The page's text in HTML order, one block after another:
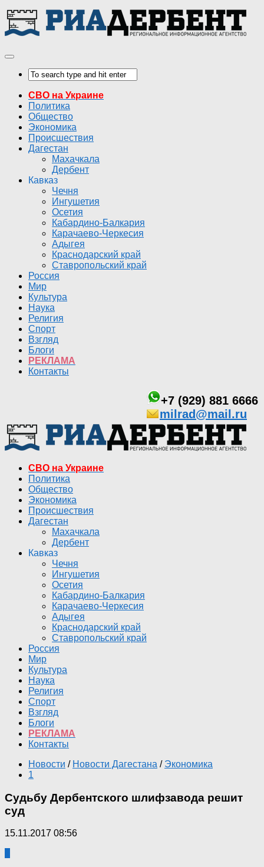
СВО на Украине
Политика
Общество
Экономика
Происшествия
Дагестан
Махачкала
Дербент
Кавказ
Чечня
Ингушетия
Осетия
Кабардино-Балкария
Карачаево-Черкесия
Адыгея
Краснодарский край
Ставропольский край
Россия
Мир
Культура
Наука
Религия
Спорт
Взгляд
Блоги
РЕКЛАМА
Контакты
+7 (929) 881 6666
milrad@mail.ru
СВО на Украине
Политика
Общество
Экономика
Происшествия
Дагестан
Махачкала
Дербент
Кавказ
Чечня
Ингушетия
Осетия
Кабардино-Балкария
Карачаево-Черкесия
Адыгея
Краснодарский край
Ставропольский край
Россия
Мир
Культура
Наука
Религия
Спорт
Взгляд
Блоги
РЕКЛАМА
Контакты
Новости / Новости Дагестана / Экономика
1
Судьбу Дербентского шлифзавода решит
суд
15.11.2017 08:56